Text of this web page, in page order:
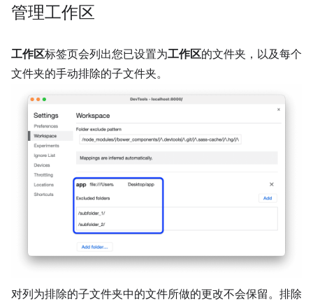
管理工作区
工作区标签页会列出您已设置为工作区的文件夹，以及每个
文件夹的手动排除的子文件夹。
对列为排除的子文件夹中的文件所做的更改不会保留。排除